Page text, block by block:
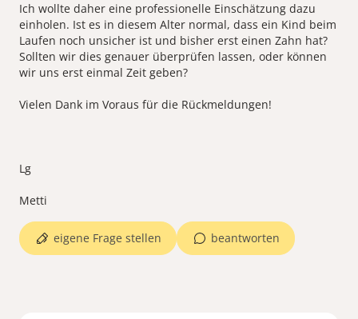
Ich wollte daher eine professionelle Einschätzung dazu
einholen. Ist es in diesem Alter normal, dass ein Kind beim
Laufen noch unsicher ist und bisher erst einen Zahn hat?
Sollten wir dies genauer überprüfen lassen, oder können
wir uns erst einmal Zeit geben?
Vielen Dank im Voraus für die Rückmeldungen!
Lg
beantworten
eigene Frage stellen